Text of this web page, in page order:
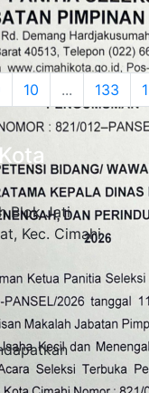
10 ... 133
Blok Jati
Kec. Cimahi